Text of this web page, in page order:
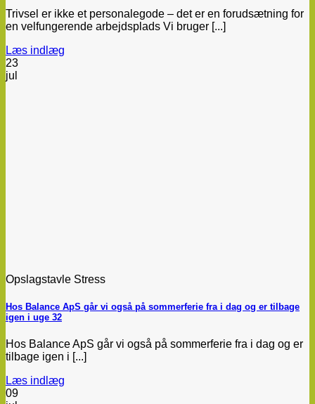
Trivsel er ikke et personalegode – det er en forudsætning for
en velfungerende arbejdsplads Vi bruger [...]
Læs indlæg
23
jul
Opslagstavle Stress
Hos Balance ApS går vi også på sommerferie fra i dag og er tilbage
igen i uge 32
Hos Balance ApS går vi også på sommerferie fra i dag og er
tilbage igen i [...]
Læs indlæg
09